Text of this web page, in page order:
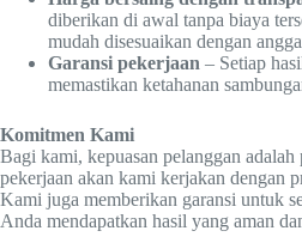
diberikan di awal tanpa biaya
mudah disesuaikan dengan
Garansi pekerjaan – Setiap
memastikan ketahanan
Komitmen Kami
Bagi kami, kepuasan pelanggan adalah
pekerjaan akan kami kerjakan dengan
Kami juga memberikan garansi untuk
Anda mendapatkan hasil yang aman